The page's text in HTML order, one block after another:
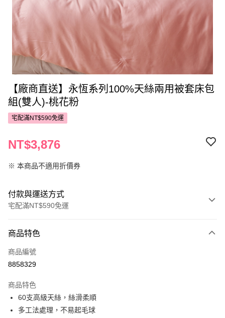
【廠商直送】永恆系列100%天絲兩用被套床包
組(雙人)-桃花粉
宅配滿NT$590免運
NT$3,876
※ 本商品不適用折價券
付款與運送方式
宅配滿NT$590免運
POYA支付
信用卡一次付款
Apple Pay
街口支付
商品特色
商品編號
8858329
商品特色
60支高級天絲，絲滑柔順
多工法處理，不易起毛球